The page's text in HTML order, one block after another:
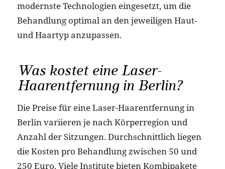
modernste Technologien eingesetzt, um die
Behandlung optimal an den jeweiligen Haut-
und Haartyp anzupassen.
Was kostet eine Laser-
Haarentfernung in Berlin?
Die Preise für eine Laser-Haarentfernung in
Berlin variieren je nach Körperregion und
Anzahl der Sitzungen. Durchschnittlich liegen
die Kosten pro Behandlung zwischen 50 und
250 Euro. Viele Institute bieten Kombipakete